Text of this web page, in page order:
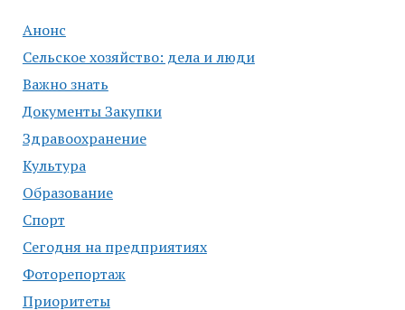
Анонс
Сельское хозяйство: дела и люди
Важно знать
Документы Закупки
Здравоохранение
Культура
Образование
Спорт
Сегодня на предприятиях
Фоторепортаж
Приоритеты